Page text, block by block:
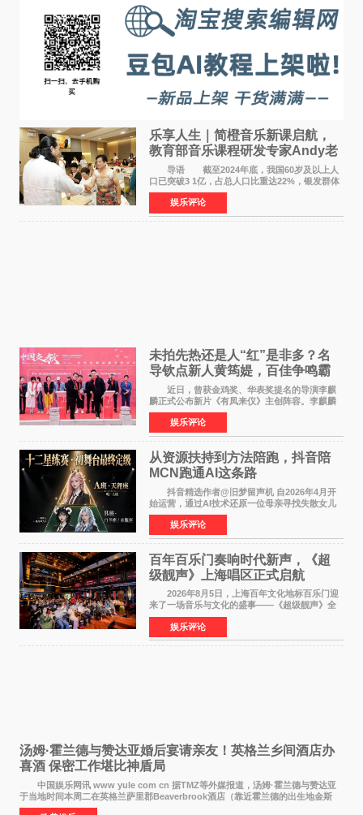
乐享人生｜简橙音乐新课启航，
教育部音乐课程研发专家Andy老
师重磅入驻领航银龄琴声
导语 截至2024年底，我国60岁及以上人
口已突破3 1亿，占总人口比重达22%，银发群体
的精神文化需求日益凸显。2024年1月，国务院办
公厅印发《关于发展银发经济增进老年人福祉的
意见》——这是
娱乐评论
未拍先热还是人“红”是非多？名
导钦点新人黄筠媞，百佳争鸣霸
气回应
近日，曾获金鸡奖、华表奖提名的导演李麒
麟正式公布新片《有凤来仪》主创阵容。李麒麟
早年凭电影《华容道》获得金鸡奖、华表奖提
名，此后长期参与国内外电影制作，其担任制片
人参与的作品亦曾
娱乐评论
从资源扶持到方法陪跑，抖音陪
MCN跑通AI这条路
抖音精选作者@旧梦留声机 自2026年4月开
始运营，通过AI技术还原一位母亲寻找失散女儿
的故事，凭借强情感表达获得大量用户关注，发
布仅21小时便获得超1亿曝光、超1000万互动。
此后，账号持续沿
娱乐评论
百年百乐门奏响时代新声，《超
级靓声》上海唱区正式启航
2026年8月5日，上海百年文化地标百乐门迎
来了一场音乐与文化的盛事——《超级靓声》全
国励志音乐公益节目上海唱区新闻发布会暨启动
仪式在此隆重举行。各界领导、嘉宾与媒体朋友
齐聚一堂，共同
娱乐评论
汤姆·霍兰德与赞达亚婚后宴请亲友！英格兰乡间酒店办
喜酒 保密工作堪比神盾局
中国娱乐网讯 www yule com cn 据TMZ等外媒报道，汤姆·霍兰德与赞达亚
于当地时间本周二在英格兰萨里郡Beaverbrook酒店（靠近霍兰德的出生地金斯
顿）举办婚宴，邀请家人与朋友们喝喜酒，庆祝